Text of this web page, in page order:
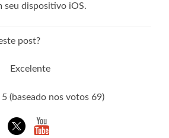
seu dispositivo iOS.
post?
Excelente
(baseado nos votos 69)